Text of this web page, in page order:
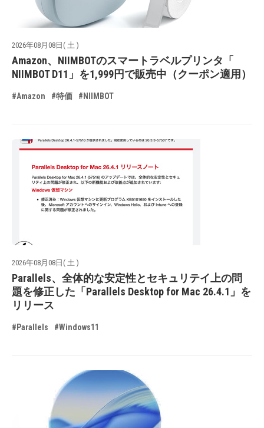
2026年08月08日( 土 )
Amazon、NIIMBOTのスマートラベルプリンタ「
NIIMBOT D11」を1,999円で販売中（クーポン適用）
#Amazon #特価 #NIIMBOT
2026年08月08日( 土 )
Parallels、全体的な安定性とセキュリテイ上の問
題を修正した「Parallels Desktop for Mac 26.4.1」を
リリース
#Parallels #Windows11